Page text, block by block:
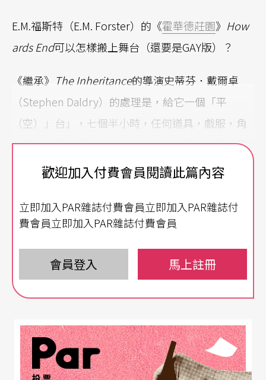
E.M.福斯特（E.M. Forster）的《霍華德莊園》 How
ards End可以怎樣搬上舞台（還要是GAY版）？
《繼承》 The Inheritance的導演史蒂芬．戴爾卓
（Stephen Daldry）的處理是，給它一個「平
（空）」台」，七個半小時，任何道具，戲服，角
色轉換，說來便來，說去便去。編劇馬修．羅培茲
（Mattew Lopez）用了E.M.福斯特的願景作為整部
限或自我審查的創作。
「他們應該是圍著一張桌子地寫，各自的寫，又相
互交流……」在他有生之年看不到的景象，舞台上
一張桌子，在討論如何創作，寫什麼故事。負責引
導他們的老師，正是《霍華德莊園》的作者E.M.福
歡迎加入付費會員閱讀此篇內容
立即加入PAR雜誌付費會員立即加入PAR雜誌付
費會員立即加入PAR雜誌付費會員
會員登入 馬上註冊